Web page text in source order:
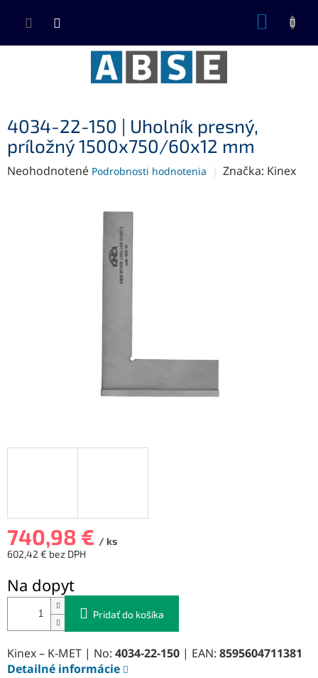
4034-22-150 | Uholník presný,
príložný 1500x750/60x12 mm
Priemerné
Neohodnotené Podrobnosti hodnotenia Značka: Kinex
740,98 € / ks
602,42 € bez DPH
cena:
Na dopyt
Pridať do košíka
Kinex – K-MET | No: 4034-22-150 | EAN: 8595604711381
Detailné informácie